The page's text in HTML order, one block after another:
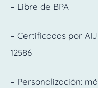
– Libre de BPA
– Certificadas por
12586
– Personalización: